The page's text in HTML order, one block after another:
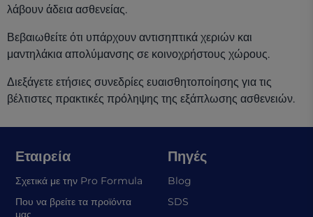
λάβουν άδεια ασθενείας.
Βεβαιωθείτε ότι υπάρχουν αντισηπτικά χεριών και
μαντηλάκια απολύμανσης σε κοινοχρήστους χώρους.
Διεξάγετε ετήσιες συνεδρίες ευαισθητοποίησης για τις
βέλτιστες πρακτικές πρόληψης της εξάπλωσης ασθενειών.
Εταιρεία
Σχετικά με την Pro Formula
Που να βρείτε τα προϊόντα
μας
Πηγές
Blog
SDS